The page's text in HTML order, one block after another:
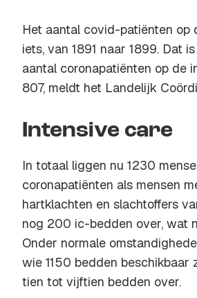
Het aantal covid-patiënten op
iets, van 1891 naar 1899. Dat
aantal coronapatiënten op de
807, meldt het Landelijk
Intensive care
In totaal liggen nu 1230
coronapatiënten als mensen
hartklachten en slachtoffers
nog 200 ic-bedden over, wat
Onder normale
wie 1150 bedden
tien tot vijftien bedden over.